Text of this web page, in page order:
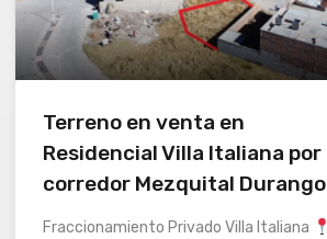
Terreno en venta en
Residencial Villa Italiana por
corredor Mezquital Durango
Fraccionamiento Privado Villa Italiana